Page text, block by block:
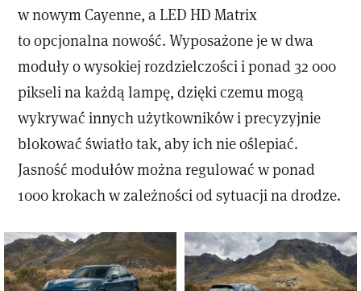
w nowym Cayenne, a LED HD Matrix
to opcjonalna nowość. Wyposażone je w dwa
moduły o wysokiej rozdzielczości i ponad 32 000
pikseli na każdą lampę, dzięki czemu mogą
wykrywać innych użytkowników i precyzyjnie
blokować światło tak, aby ich nie oślepiać.
Jasność modułów można regulować w ponad
1000 krokach w zależności od sytuacji na drodze.